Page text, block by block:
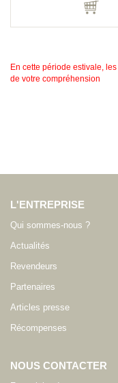
En cette période estivale,
de votre compréhension
L'ENTREPRISE
Qui sommes-nous ?
Actualités
Revendeurs
Partenaires
Articles presse
Récompenses
NOUS CONTACTER